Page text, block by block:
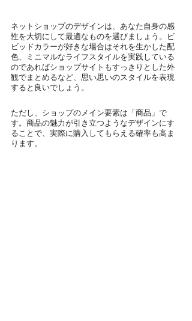
ネットショップのデザインは、あなた自身の感
性を大切にして最適なものを選びましょう。ビ
ビッドカラーが好きな場合はそれを生かした配
色、ミニマルなライフスタイルを実践している
のであればショップサイトもすっきりとした外
観でまとめるなど、思い思いのスタイルを表現
すると良いでしょう。
ただし、ショップのメイン要素は「商品」で
す。商品の魅力が引き立つようなデザインにす
ることで、実際に購入してもらえる確率も高ま
ります。